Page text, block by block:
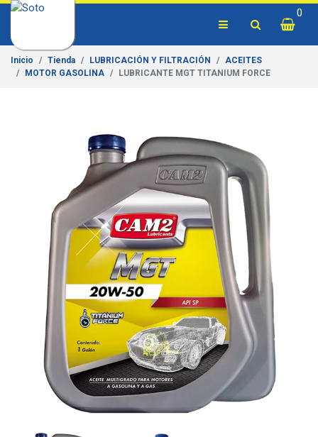
0
Inicio Tienda LUBRICACIÓN Y FILTRACIÓN
ACEITES
MOTOR GASOLINA
LUBRICANTE MGT TITANIUM FORCE
Previous